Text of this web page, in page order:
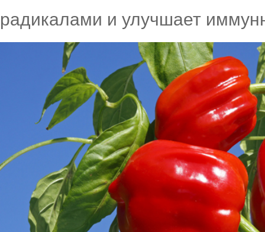
радикалами и улучшает